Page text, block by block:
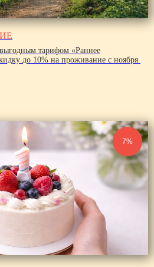
выгодным тарифом «Раннее
до 10% на проживание с ноября
7%